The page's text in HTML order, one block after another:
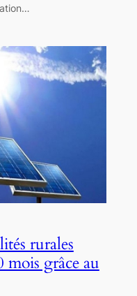
rurales
mois grâce au